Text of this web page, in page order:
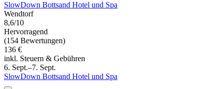
SlowDown Bottsand Hotel und Spa
Wendtorf
8,6/10
Hervorragend
(154 Bewertungen)
136 €
inkl. Steuern & Gebühren
6. Sept.–7. Sept.
SlowDown Bottsand Hotel und Spa